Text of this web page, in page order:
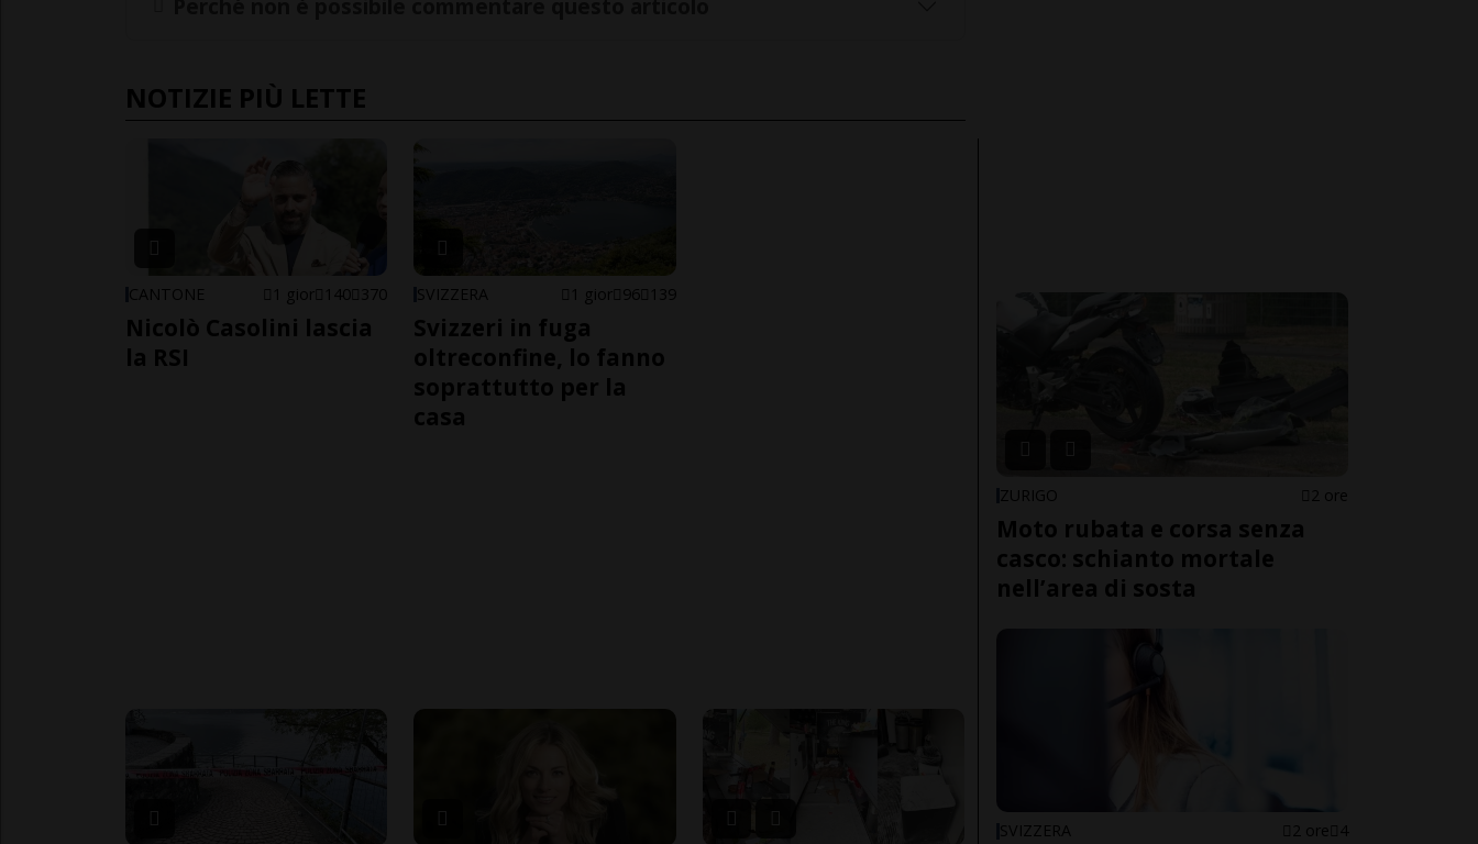
NOTIZIE PIÙ LETTE
CANTONE 1 gior 140 370
Nicolò Casolini lascia
la RSI
SVIZZERA 1 gior 96 139
Svizzeri in fuga
oltreconfine, lo fanno
soprattutto per la
casa
ZURIGO 2 ore
Moto rubata e corsa senza
casco: schianto mortale
nell’area di sosta
SVIZZERA 2 ore 4